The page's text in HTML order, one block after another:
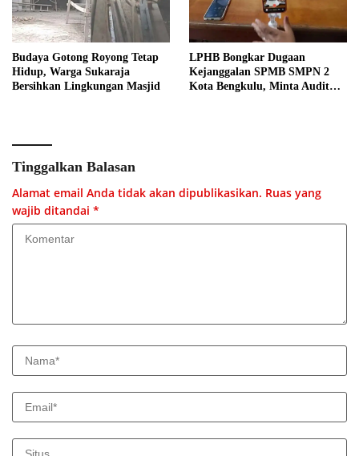
Budaya Gotong Royong Tetap
Hidup, Warga Sukaraja
Bersihkan Lingkungan Masjid
LPHB Bongkar Dugaan
Kejanggalan SPMB SMPN 2
Kota Bengkulu, Minta Audit
Tinggalkan Balasan
Alamat email Anda tidak akan dipublikasikan. Ruas yang
wajib ditandai *